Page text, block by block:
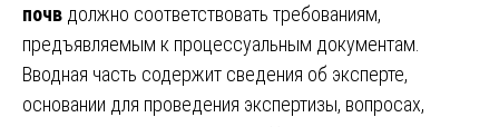
почв должно соответствовать требованиям,
предъявляемым к процессуальным документам.
Вводная часть содержит сведения об эксперте,
основании для проведения экспертизы, вопросах,